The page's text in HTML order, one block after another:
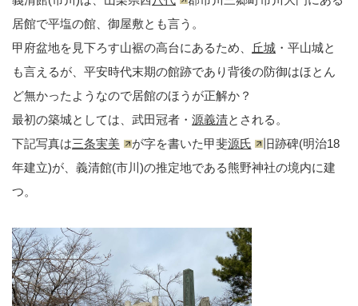
居館で平塩の館、御屋敷とも言う。
甲府盆地を見下ろす山裾の高台にあるため、
丘城 ・平山城と
も言えるが、平安時代末期の館跡であり背後の防御はほとん
ど無かったようなので居館のほうが正解か？
最初の築城としては、武田冠者・ 源義清とされる。
下記写真は三条実美 が字を書いた甲斐源氏
旧跡碑(明治18
年建立)が、義清館(市川)の推定地である熊野神社の境内に建
つ。